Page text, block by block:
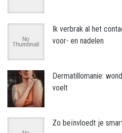
Ik verbrak al het
voor- en nadelen
Dermatillomanie:
voelt
Zo beïnvloedt je